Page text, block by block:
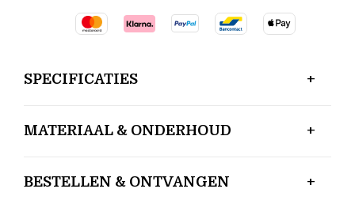
SPECIFICATIES
MATERIAAL & ONDERHOUD
BESTELLEN & ONTVANGEN